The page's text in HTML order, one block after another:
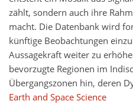
zählt, sondern auch ihre
macht. Die Datenbank wird
künftige Beobachtungen
Aussagekraft weiter zu
bevorzugte Regionen im
Übergangszonen hin, deren
Earth and Space Science